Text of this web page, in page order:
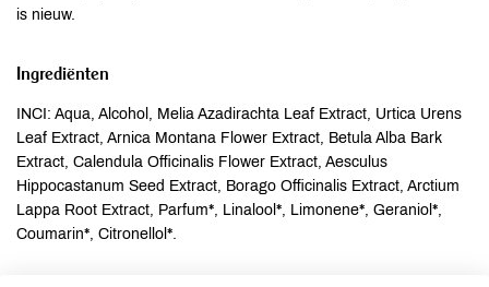
is nieuw.
Ingrediënten
INCI: Aqua, Alcohol, Melia Azadirachta Leaf Extract, Urtica Urens
Leaf Extract, Arnica Montana Flower Extract, Betula Alba Bark
Extract, Calendula Officinalis Flower Extract, Aesculus
Hippocastanum Seed Extract, Borago Officinalis Extract, Arctium
Lappa Root Extract, Parfum*, Linalool*, Limonene*, Geraniol*,
Coumarin*, Citronellol*.